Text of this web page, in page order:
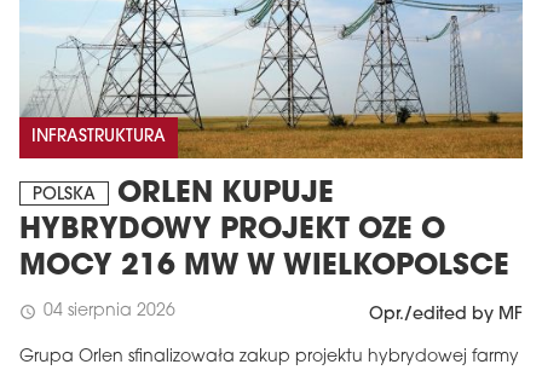
INFRASTRUKTURA
POLSKA
ORLEN KUPUJE
HYBRYDOWY PROJEKT OZE O
MOCY 216 MW W WIELKOPOLSCE
schedule 04 sierpnia 2026 Opr./edited by MF
Grupa Orlen sfinalizowała zakup projektu hybrydowej farmy